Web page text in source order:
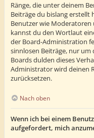
Ränge, die unter deinem
Beiträge du bislang
Benutzer wie
kannst du den Wortlaut
der Board-Administration
sinnlosen Beiträge, nur
Boards dulden dieses
Administrator wird deinen
zurücksetzen.
Nach oben
Wenn ich bei einem
aufgefordert, mich